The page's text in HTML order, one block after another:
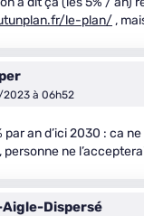
le-plan/ ,
à 06h52
par an d’ici 2030 : ca
ne
Dispersé